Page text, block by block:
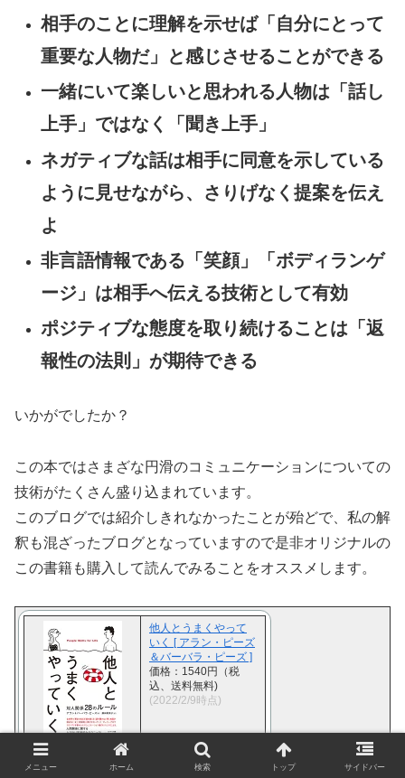
相手のことに理解を示せば「自分にとって
重要な人物だ」と感じさせることができる
一緒にいて楽しいと思われる人物は「話し
上手」ではなく「聞き上手」
ネガティブな話は相手に同意を示している
ように見せながら、さりげなく提案を伝え
よ
非言語情報である「笑顔」「ボディランゲ
ージ」は相手へ伝える技術として有効
ポジティブな態度を取り続けることは「返
報性の法則」が期待できる
いかがでしたか？
この本ではさまざな円滑のコミュニケーションについての
技術がたくさん盛り込まれています。
このブログでは紹介しきれなかったことが殆どで、私の解
釈も混ざったブログとなっていますので是非オリジナルの
この書籍も購入して読んでみることをオススメします。
他人とうまくやって
いく [ アラン・ピーズ
＆バーバラ・ピーズ ]
価格：1540円（税
込、送料無料)
(2022/2/9時点)
メニュー ホーム 検索 トップ サイドバー